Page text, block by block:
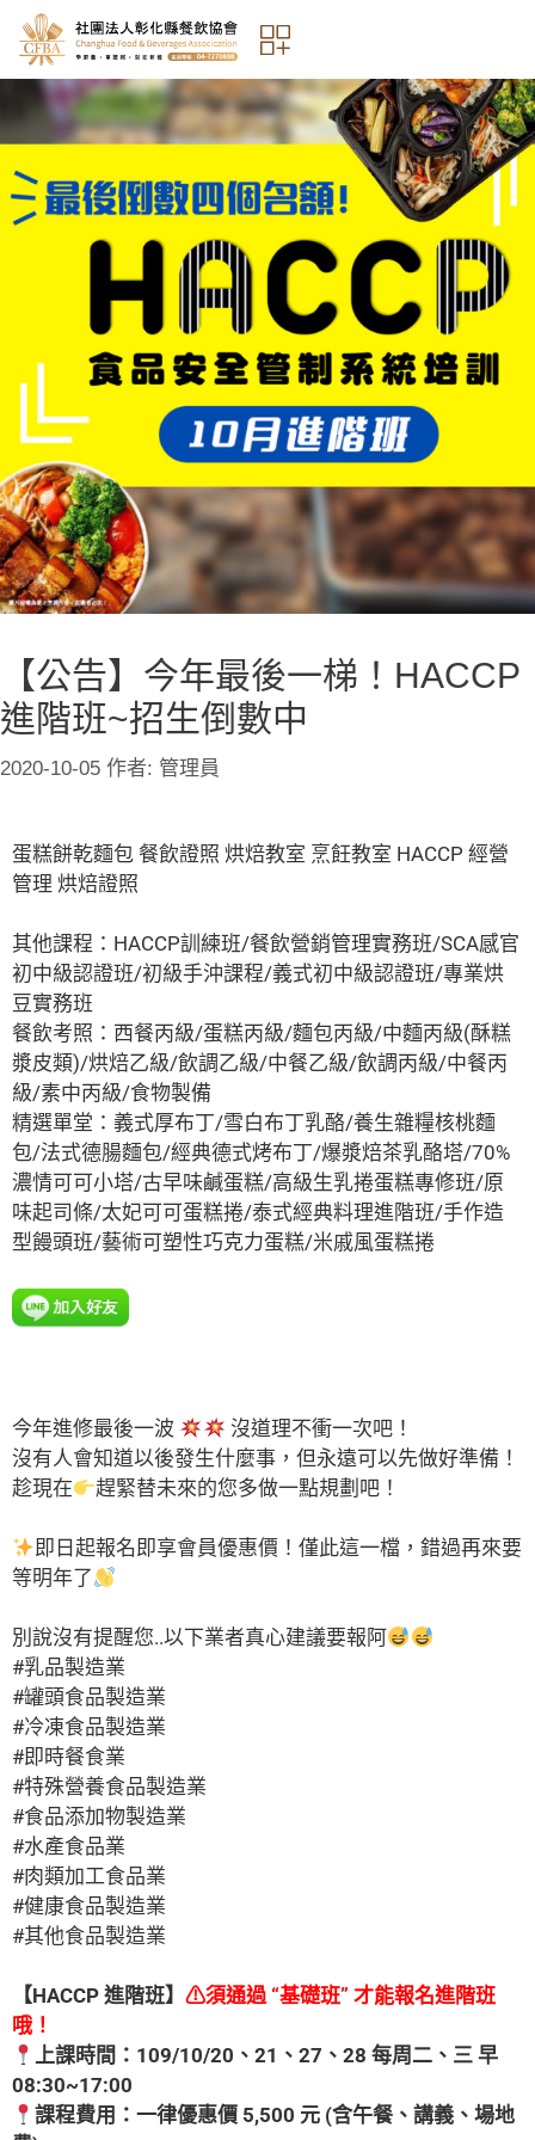
【公告】今年最後一梯！HACCP
進階班~招生倒數中
2020-10-05 作者: 管理員
蛋糕餅乾麵包 餐飲證照 烘焙教室 烹飪教室 HACCP 經營
管理 烘焙證照
其他課程：HACCP訓練班/餐飲營銷管理實務班/SCA感官
初中級認證班/初級手沖課程/義式初中級認證班/專業烘
豆實務班
餐飲考照：西餐丙級/蛋糕丙級/麵包丙級/中麵丙級(酥糕
漿皮類)/烘焙乙級/飲調乙級/中餐乙級/飲調丙級/中餐丙
級/素中丙級/食物製備
精選單堂：義式厚布丁/雪白布丁乳酪/養生雜糧核桃麵
包/法式德腸麵包/經典德式烤布丁/爆漿焙茶乳酪塔/70%
濃情可可小塔/古早味鹹蛋糕/高級生乳捲蛋糕專修班/原
味起司條/太妃可可蛋糕捲/泰式經典料理進階班/手作造
型饅頭班/藝術可塑性巧克力蛋糕/米戚風蛋糕捲
今年進修最後一波
沒道理不衝一次吧！
沒有人會知道以後發生什麼事，但永遠可以先做好準備！
趁現在
趕緊替未來的您多做一點規劃吧！
即日起報名即享會員優惠價！僅此這一檔，錯過再來要
等明年了
別說沒有提醒您..以下業者真心建議要報阿
#乳品製造業
#罐頭食品製造業
#冷凍食品製造業
#即時餐食業
#特殊營養食品製造業
#食品添加物製造業
#水產食品業
#肉類加工食品業
#健康食品製造業
#其他食品製造業
【HACCP 進階班】 ⚠須通過 “基礎班” 才能報名進階班
哦！
上課時間：109/10/20、21、27、28 每周二、三 早
08:30~17:00
課程費用：一律優惠價 5,500 元 (含午餐、講義、場地